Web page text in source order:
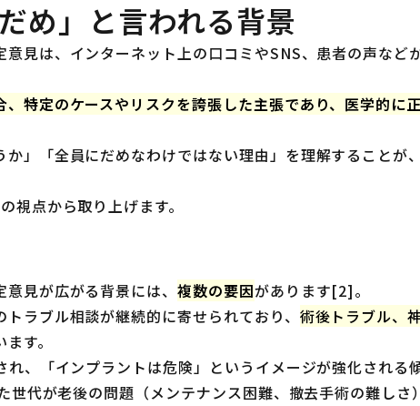
め」と言われる背景
意見は、インターネット上の口コミやSNS、患者の声など
、特定のケースやリスクを誇張した主張であり、医学的に
」「全員にだめなわけではない理由」を理解することが、
視点から取り上げます。
意見が広がる背景には、複数の要因があります[2]。
ラブル相談が継続的に寄せられており、 術後トラブル、
す。
、「インプラントは危険」というイメージが強化される傾
世代が老後の問題（メンテナンス困難、撤去手術の難しさ